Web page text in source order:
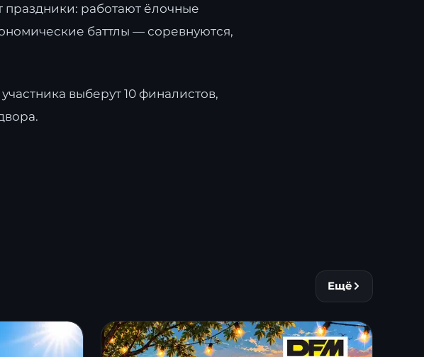
праздники: работают ёлочные
баттлы — соревнуются,
выберут 10 финалистов,
Ещё